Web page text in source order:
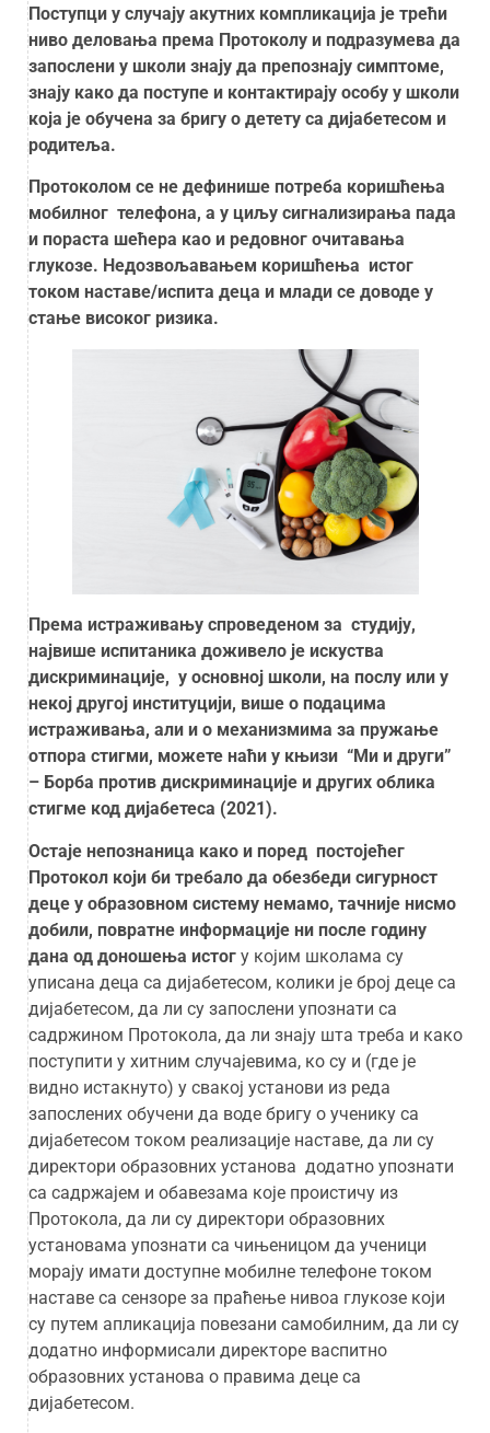
Поступци у случају акутних компликација је трећи
ниво деловања према Протоколу и подразумева да
запослени у школи знају да препознају симптоме,
знају како да поступе и контактирају особу у школи
која је обучена за бригу о детету са дијабетесом и
родитеља.
Протоколом се не дефинише потреба коришћења
мобилног телефона, а у циљу сигнализирања пада
и пораста шећера као и редовног очитавања
глукозе. Недозвољавањем коришћења истог
током наставе/испита деца и млади се доводе у
стање високог ризика.
Према истраживању спроведеном за студију,
највише испитаника доживело је искуства
дискриминације, у основној школи, на послу или у
некој другој институцији, више о подацима
истраживања, али и о механизмима за пружање
отпора стигми, можете наћи у књизи “Ми и други”
– Борба против дискриминације и других облика
стигме код дијабетеса (2021).
Остаје непознаница како и поред постојећег
Протокол који би требало да обезбеди сигурност
деце у образовном систему немамо, тачније нисмо
добили, повратне информације ни после годину
дана од доношења истог у којим школама су
уписана деца са дијабетесом, колики је број деце са
дијабетесом, да ли су запослени упознати са
садржином Протокола, да ли знају шта треба и како
поступити у хитним случајевима, ко су и (где је
видно истакнуто) у свакој установи из реда
запослених обучени да воде бригу о ученику са
дијабетесом током реализације наставе, да ли су
директори образовних установа додатно упознати
са садржајем и обавезама које проистичу из
Протокола, да ли су директори образовних
установама упознати са чињеницом да ученици
морају имати доступне мобилне телефоне током
наставе са сензоре за праћење нивоа глукозе који
су путем апликација повезани самобилним, да ли су
додатно информисали директоре васпитно
образовних установа о правима деце са
дијабетесом.